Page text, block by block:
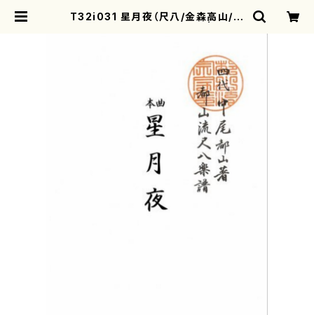
T32i031 星月夜（尺八/金森高山/楽